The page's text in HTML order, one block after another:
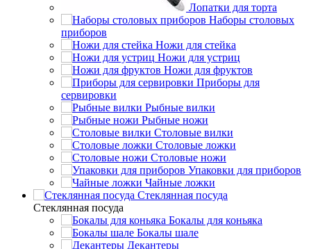
Лопатки для торта
Наборы столовых
приборов
Ножи для стейка
Ножи для устриц
Ножи для фруктов
Приборы для
сервировки
Рыбные вилки
Рыбные ножи
Столовые вилки
Столовые ложки
Столовые ножи
Упаковки для приборов
Чайные ложки
Стеклянная посуда
Стеклянная посуда
Бокалы для коньяка
Бокалы шале
Декантеры